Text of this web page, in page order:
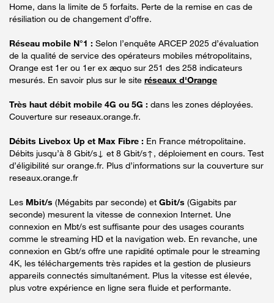
Home, dans la limite de 5 forfaits. Perte de la remise en cas de
résiliation ou de changement d’offre.
Réseau mobile N°1 : Selon l’enquête ARCEP 2025 d’évaluation
de la qualité de service des opérateurs mobiles métropolitains,
Orange est 1er ou 1er ex æquo sur 251 des 258 indicateurs
mesurés. En savoir plus sur le site réseaux d'Orange
Très haut débit mobile 4G ou 5G : dans les zones déployées.
Couverture sur reseaux.orange.fr.
Débits Livebox Up et Max Fibre : En France métropolitaine.
Débits jusqu’à 8 Gbit/s↓ et 8 Gbit/s↑, déploiement en cours. Test
d’éligibilité sur orange.fr. Plus d’informations sur la couverture sur
reseaux.orange.fr
Les Mbit/s (Mégabits par seconde) et Gbit/s (Gigabits par
seconde) mesurent la vitesse de connexion Internet. Une
connexion en Mbt/s est suffisante pour des usages courants
comme le streaming HD et la navigation web. En revanche, une
connexion en Gbt/s offre une rapidité optimale pour le streaming
4K, les téléchargements très rapides et la gestion de plusieurs
appareils connectés simultanément. Plus la vitesse est élevée,
plus votre expérience en ligne sera fluide et performante.